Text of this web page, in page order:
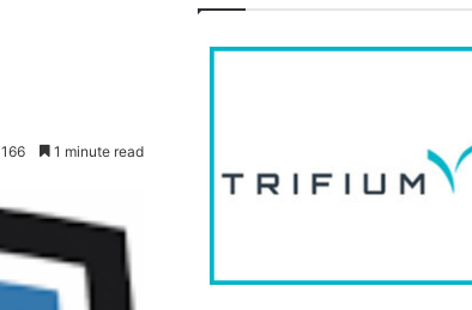
166 1 minute read